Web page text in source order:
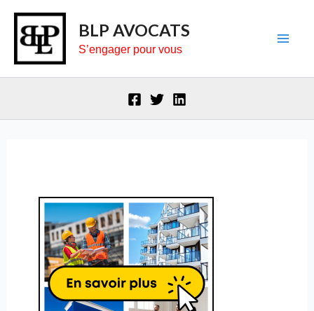
Aller
contenu
BLP AVOCATS
S’engager pour vous